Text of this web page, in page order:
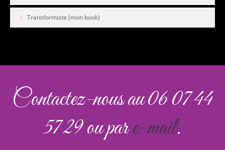
Transformiste (mon book)
Contactez-nous au 06 07 44
57 29 ou pare-mail.